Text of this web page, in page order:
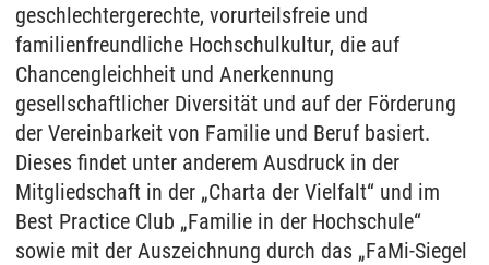
geschlechtergerechte, vorurteilsfreie und
familienfreundliche Hochschulkultur, die auf
Chancengleichheit und Anerkennung
gesellschaftlicher Diversität und auf der Förderung
der Vereinbarkeit von Familie und Beruf basiert.
Dieses findet unter anderem Ausdruck in der
Mitgliedschaft in der „Charta der Vielfalt“ und im
Best Practice Club „Familie in der Hochschule“
sowie mit der Auszeichnung durch das „FaMi-Siegel